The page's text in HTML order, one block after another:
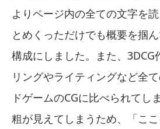
よりページ内の全ての文字を
とめくっただけでも概要を掴
構成にしました。また、
リングやライティングなど全
ドゲームのCGに比べられてし
粗が見えてしまうため、「こ